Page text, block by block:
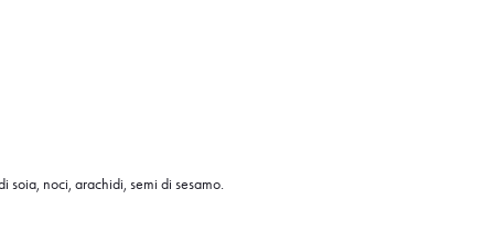
soia, noci, arachidi, semi di sesamo.